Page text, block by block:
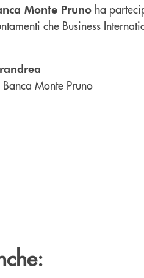
Monte Pruno ha
che Business
Monte Pruno